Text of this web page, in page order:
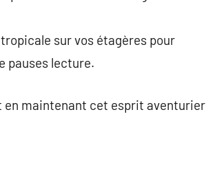
sur vos étagères pour
pauses lecture.
en maintenant cet esprit aventurier